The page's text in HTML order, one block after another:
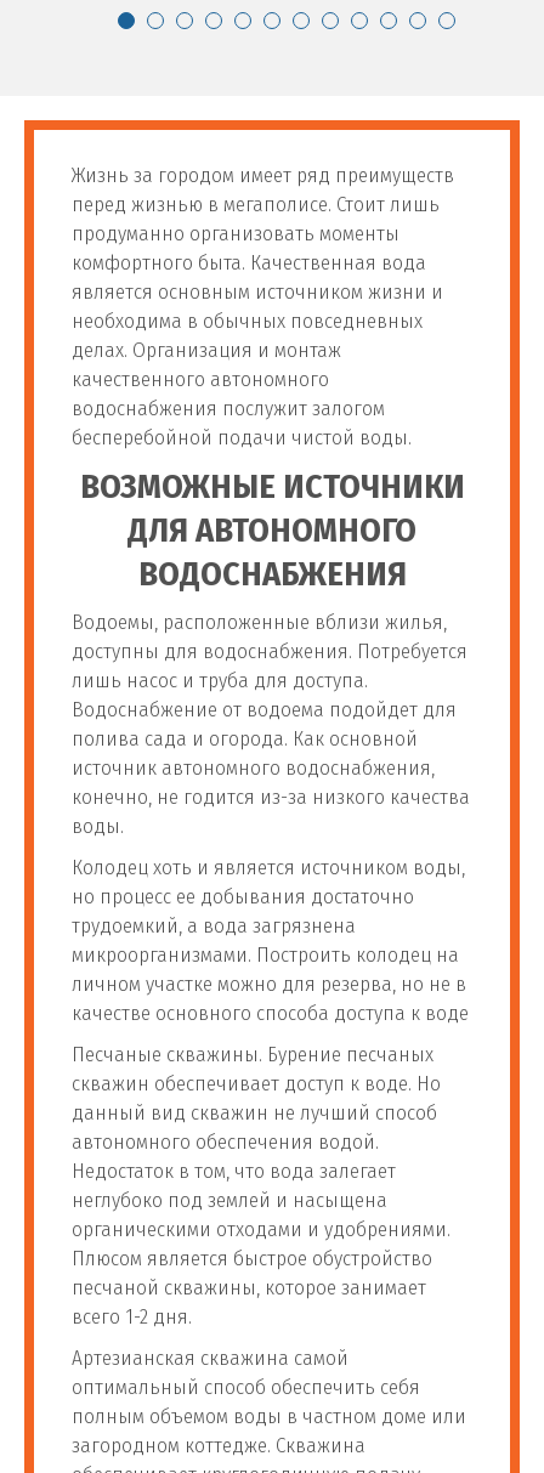
Жизнь за городом имеет ряд преимуществ
перед жизнью в мегаполисе. Стоит лишь
продуманно организовать моменты
комфортного быта. Качественная вода
является основным источником жизни и
необходима в обычных повседневных
делах. Организация и монтаж
качественного автономного
водоснабжения послужит залогом
бесперебойной подачи чистой воды.
ВОЗМОЖНЫЕ ИСТОЧНИКИ
ДЛЯ АВТОНОМНОГО
ВОДОСНАБЖЕНИЯ
Водоемы, расположенные вблизи жилья,
доступны для водоснабжения. Потребуется
лишь насос и труба для доступа.
Водоснабжение от водоема подойдет для
полива сада и огорода. Как основной
источник автономного водоснабжения,
конечно, не годится из-за низкого качества
воды.
Колодец хоть и является источником воды,
но процесс ее добывания достаточно
трудоемкий, а вода загрязнена
микроорганизмами. Построить колодец на
личном участке можно для резерва, но не в
качестве основного способа доступа к воде
Песчаные скважины. Бурение песчаных
скважин обеспечивает доступ к воде. Но
данный вид скважин не лучший способ
автономного обеспечения водой.
Недостаток в том, что вода залегает
неглубоко под землей и насыщена
органическими отходами и удобрениями.
Плюсом является быстрое обустройство
песчаной скважины, которое занимает
всего 1-2 дня.
Артезианская скважина самой
оптимальный способ обеспечить себя
полным объемом воды в частном доме или
загородном коттедже. Скважина